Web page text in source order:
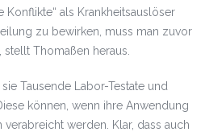
Konflikte“ als Krankheitsauslöser
zu bewirken, muss man zuvor
stellt Thomaßen heraus.
Tausende Labor-Testate und
können, wenn ihre Anwendung
werden. Klar, dass auch